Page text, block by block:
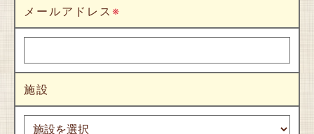
メールアドレス ※
施設